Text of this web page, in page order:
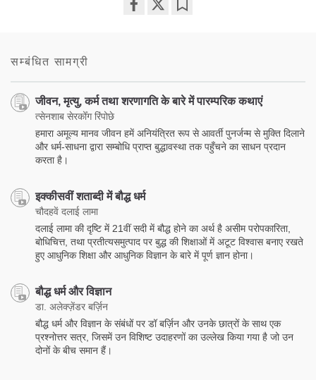
सम्बंधित सामग्री
जीवन, मृत्यु, कर्म तथा शरणागति के बारे में पारम्परिक कथाएं
त्सेनशाब सेरकोँग रिंपोछे
हमारा अमूल्य मानव जीवन हमें अनियंत्रित रूप से आवर्ती पुनर्जन्म से मुक्ति दिलाने
और धर्म-साधना द्वारा सम्बोधि प्राप्त बुद्धावस्था तक पहुँचने का साधन प्रदान
करता है।
इक्कीसवीं शताब्दी में बौद्ध धर्म
चौदहवें दलाई लामा
दलाई लामा की दृष्टि में 21वीं सदी में बौद्ध होने का अर्थ है असीम परोपकारिता,
बोधिचित्त, तथा प्रतीत्यसमुत्पाद पर बुद्ध की शिक्षाओं में अटूट विश्वास बनाए रखते
हुए आधुनिक शिक्षा और आधुनिक विज्ञान के बारे में पूर्ण ज्ञान होना।
बौद्ध धर्म और विज्ञान
डा. अलेक्ज़ेंडर बर्ज़िन
बौद्ध धर्म और विज्ञान के संबंधों पर डॉ बर्ज़िन और उनके छात्रों के साथ एक
प्रश्नोत्तर सत्र, जिसमें उन विशिष्ट उदाहरणों का उल्लेख किया गया है जो उन
दोनों के बीच समान हैं।